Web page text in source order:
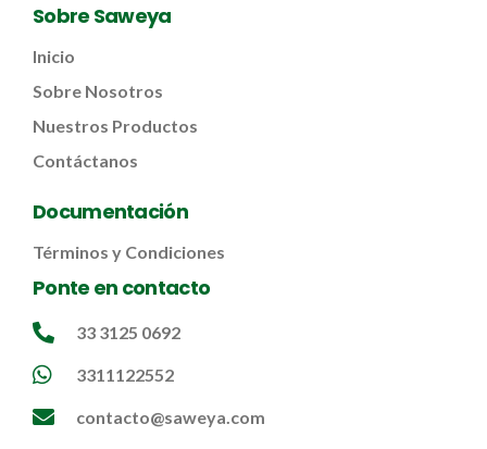
Sobre Saweya
Inicio
Sobre Nosotros
Nuestros Productos
Contáctanos
Documentación
Términos y Condiciones
Ponte en contacto
33 3125 0692
3311122552
contacto@saweya.com